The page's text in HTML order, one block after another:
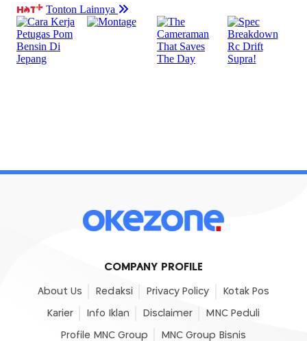
COMPANY PROFILE
About Us Redaksi Privacy Policy Kotak Pos
Karier Info Iklan Disclaimer MNC Peduli
Profile MNC Group MNC Group Bisnis